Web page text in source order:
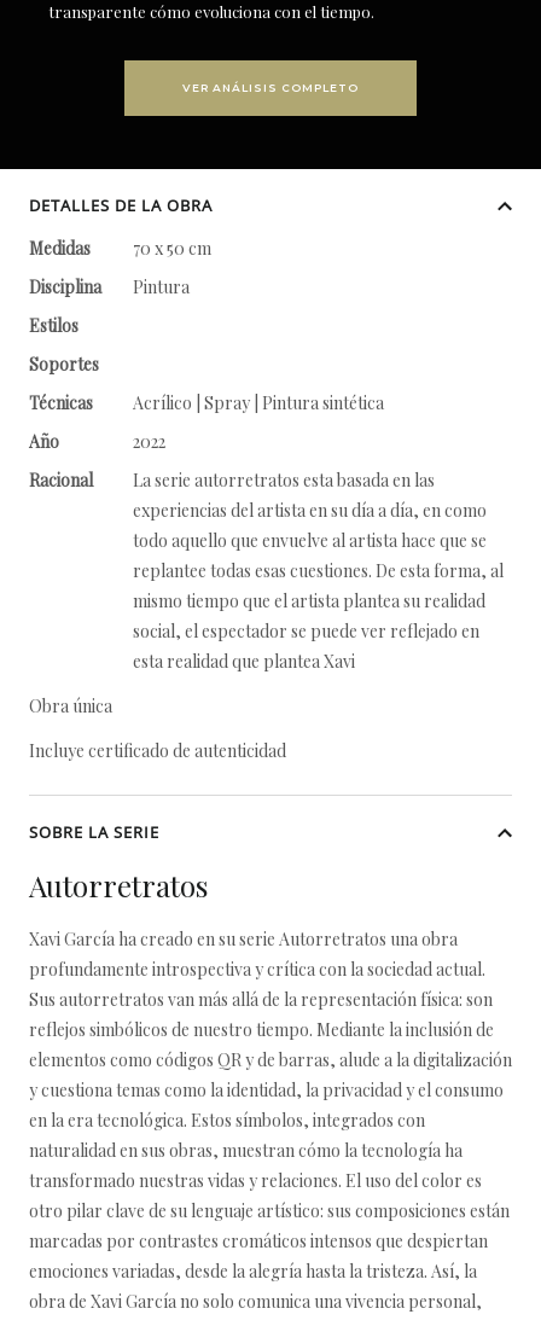
transparente cómo evoluciona con el tiempo.
VER ANÁLISIS COMPLETO
DETALLES DE LA OBRA
Medidas
70 x 50 cm
Disciplina
Pintura
Estilos
Soportes
Técnicas
Acrílico | Spray | Pintura sintética
Año
2022
Racional
La serie autorretratos esta basada en las
experiencias del artista en su día a día, en como
todo aquello que envuelve al artista hace que se
replantee todas esas cuestiones. De esta forma, al
mismo tiempo que el artista plantea su realidad
social, el espectador se puede ver reflejado en
esta realidad que plantea Xavi
Obra única
Incluye certificado de autenticidad
SOBRE LA SERIE
Autorretratos
Xavi García ha creado en su serie Autorretratos una obra
profundamente introspectiva y crítica con la sociedad actual.
Sus autorretratos van más allá de la representación física: son
reflejos simbólicos de nuestro tiempo. Mediante la inclusión de
elementos como códigos QR y de barras, alude a la digitalización
y cuestiona temas como la identidad, la privacidad y el consumo
en la era tecnológica. Estos símbolos, integrados con
naturalidad en sus obras, muestran cómo la tecnología ha
transformado nuestras vidas y relaciones. El uso del color es
otro pilar clave de su lenguaje artístico: sus composiciones están
marcadas por contrastes cromáticos intensos que despiertan
emociones variadas, desde la alegría hasta la tristeza. Así, la
obra de Xavi García no solo comunica una vivencia personal,